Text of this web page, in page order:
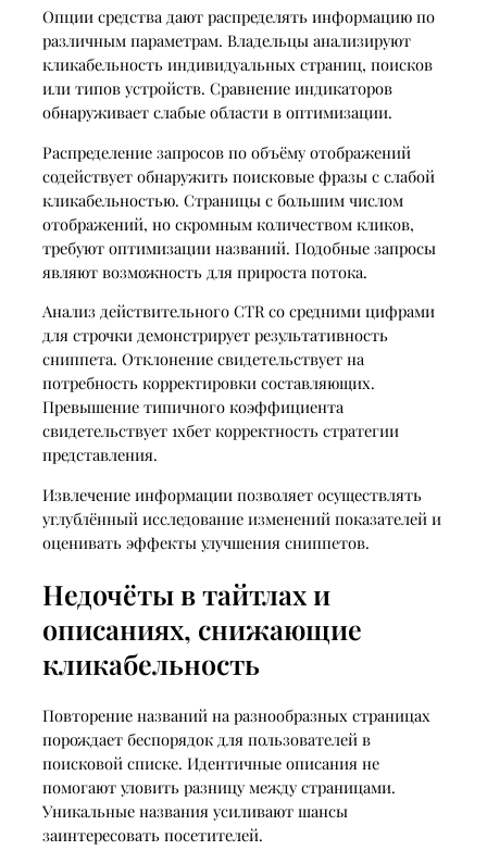
Опции средства дают распределять информацию по
различным параметрам. Владельцы анализируют
кликабельность индивидуальных страниц, поисков
или типов устройств. Сравнение индикаторов
обнаруживает слабые области в оптимизации.
Распределение запросов по объёму отображений
содействует обнаружить поисковые фразы с слабой
кликабельностью. Страницы с большим числом
отображений, но скромным количеством кликов,
требуют оптимизации названий. Подобные запросы
являют возможность для прироста потока.
Анализ действительного CTR со средними цифрами
для строчки демонстрирует результативность
сниппета. Отклонение свидетельствует на
потребность корректировки составляющих.
Превышение типичного коэффициента
свидетельствует 1хбет корректность стратегии
представления.
Извлечение информации позволяет осуществлять
углублённый исследование изменений показателей и
оценивать эффекты улучшения сниппетов.
Недочёты в тайтлах и
описаниях, снижающие
кликабельность
Повторение названий на разнообразных страницах
порождает беспорядок для пользователей в
поисковой списке. Идентичные описания не
помогают уловить разницу между страницами.
Уникальные названия усиливают шансы
заинтересовать посетителей.